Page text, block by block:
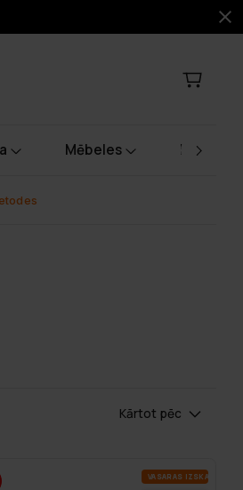
Mēbeles
Kārtot pēc
VA­SA­RAS IZ­SKA­ŅA